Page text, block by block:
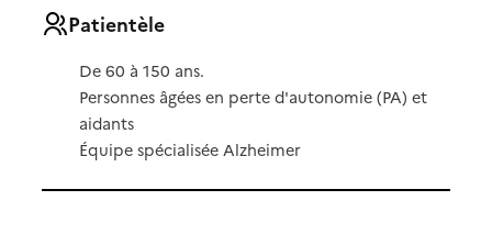
Patientèle
De 60 à 150 ans.
Personnes âgées en perte d'autonomie (PA) et
aidants
Équipe spécialisée Alzheimer